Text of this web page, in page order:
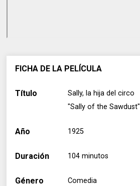
FICHA DE LA PELÍCULA
Título
Sally, la hija del circo
"Sally of the Sawdust"
Año 1925
Duración 104 minutos
Género Comedia